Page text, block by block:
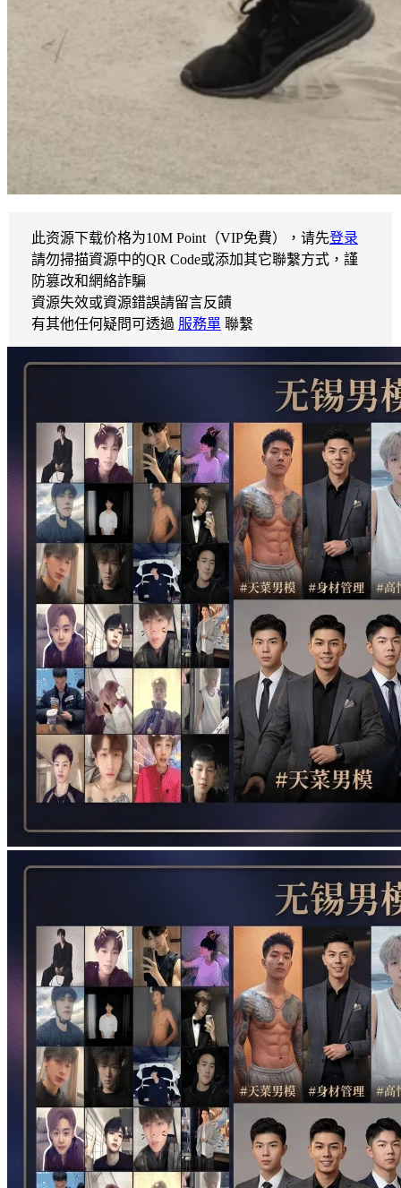
此资源下载价格为10M Point（VIP免費），请先登录
請勿掃描資源中的QR Code或添加其它聯繫方式，謹
防篡改和網絡詐騙
資源失效或資源錯誤請留言反饋
有其他任何疑問可透過 服務單 聯繫